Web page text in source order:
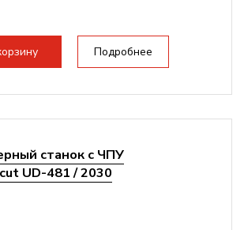
Подробнее
станок с ЧПУ
UD-481 / 2030